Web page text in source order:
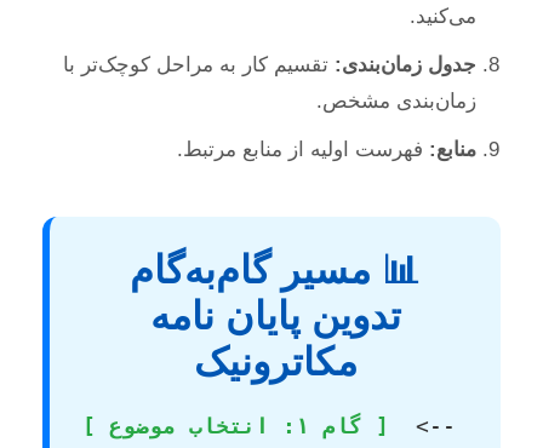
می‌کنید.
جدول زمان‌بندی: تقسیم کار به مراحل کوچک‌تر با
زمان‌بندی مشخص.
منابع: فهرست اولیه از منابع مرتبط.
📊 مسیر گام‌به‌گام
تدوین پایان نامه
مکاترونیک
[ گام ۱: انتخاب موضوع ]